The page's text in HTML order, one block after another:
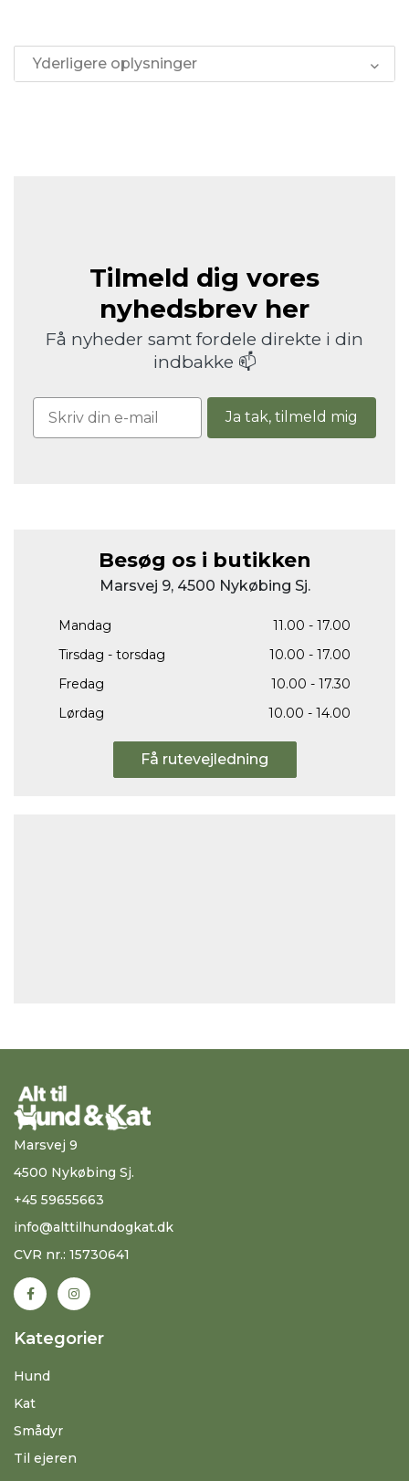
Yderligere oplysninger
Tilmeld dig vores
nyhedsbrev her
Få nyheder samt fordele direkte i din
indbakke 📫
Ja tak, tilmeld mig
Besøg os i butikken
Marsvej 9, 4500 Nykøbing Sj.
Mandag
11.00 - 17.00
Tirsdag - torsdag
10.00 - 17.00
Fredag
10.00 - 17.30
Lørdag
10.00 - 14.00
Få rutevejledning
Marsvej 9
4500 Nykøbing Sj.
+45 59655663
info@alttilhundogkat.dk
CVR nr.: 15730641
Kategorier
Hund
Kat
Smådyr
Til ejeren